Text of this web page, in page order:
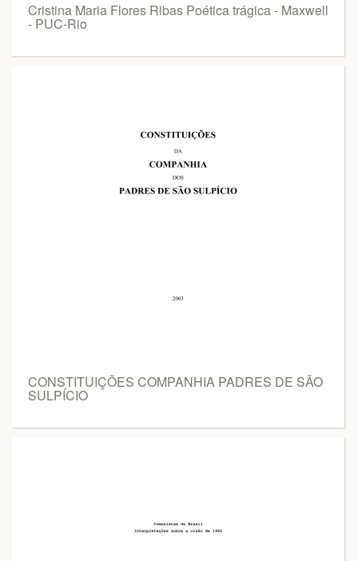
Cristina Maria Flores Ribas Poética trágica - Maxwell
- PUC-Rio
CONSTITUIÇÕES COMPANHIA PADRES DE SÃO
SULPÍCIO